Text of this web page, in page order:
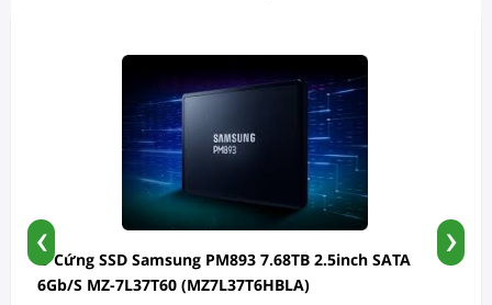
Ổ Cứng SSD Samsung PM893 7.68TB 2.5inch SATA
6Gb/s MZ-7L37T60 (MZ7L37T6HBLA)
‹ ›